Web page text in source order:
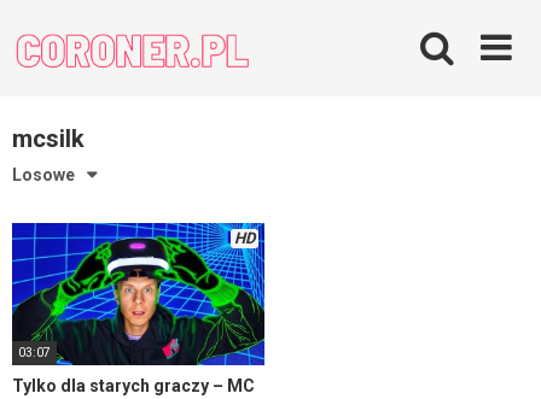
content
mcsilk
Losowe
HD
03:07
Tylko dla starych graczy – MC